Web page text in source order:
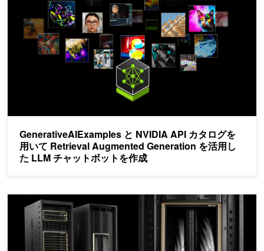
GenerativeAIExamples と NVIDIA API カタログを
用いて Retrieval Augmented Generation を活用し
た LLM チャットボットを作成
NVIDIA GB200 NVL72 は兆単位パラメーターの LLM トレーニ